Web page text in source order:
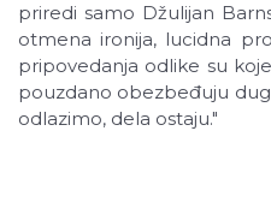
priredi samo Džulijan
otmena ironija, lucidna
pripovedanja odlike su
pouzdano obezbeđuju
odlazimo, dela ostaju."